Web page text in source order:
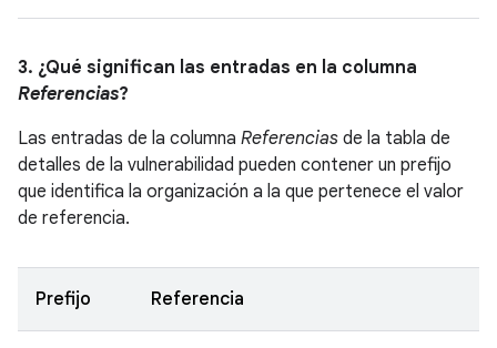
3. ¿Qué significan las entradas en la columna
Referencias?
Las entradas de la columna Referencias de la tabla de
detalles de la vulnerabilidad pueden contener un prefijo
que identifica la organización a la que pertenece el valor
de referencia.
Prefijo Referencia